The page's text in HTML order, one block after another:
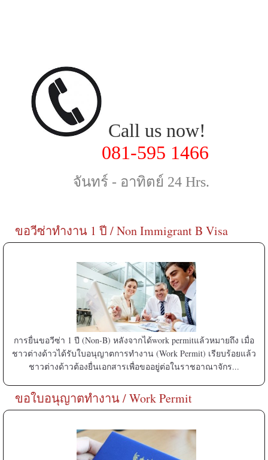
Call us now!
081-595 1466
จันทร์ - อาทิตย์ 24 Hrs.
ขอวีซ่าทำงาน 1 ปี / Non Immigrant B Visa
การยื่นขอวีซ่า 1 ปี (Non-B) หลังจากได้work permitแล้วหมายถึง เมื่อ
ชาวต่างด้าวได้รับใบอนุญาตการทำงาน (Work Permit) เรียบร้อยแล้ว
ชาวต่างด้าวต้องยื่นเอกสารเพื่อขออยู่ต่อในราชอาณาจักร...
ขอใบอนุญาตทำงาน / Work Permit